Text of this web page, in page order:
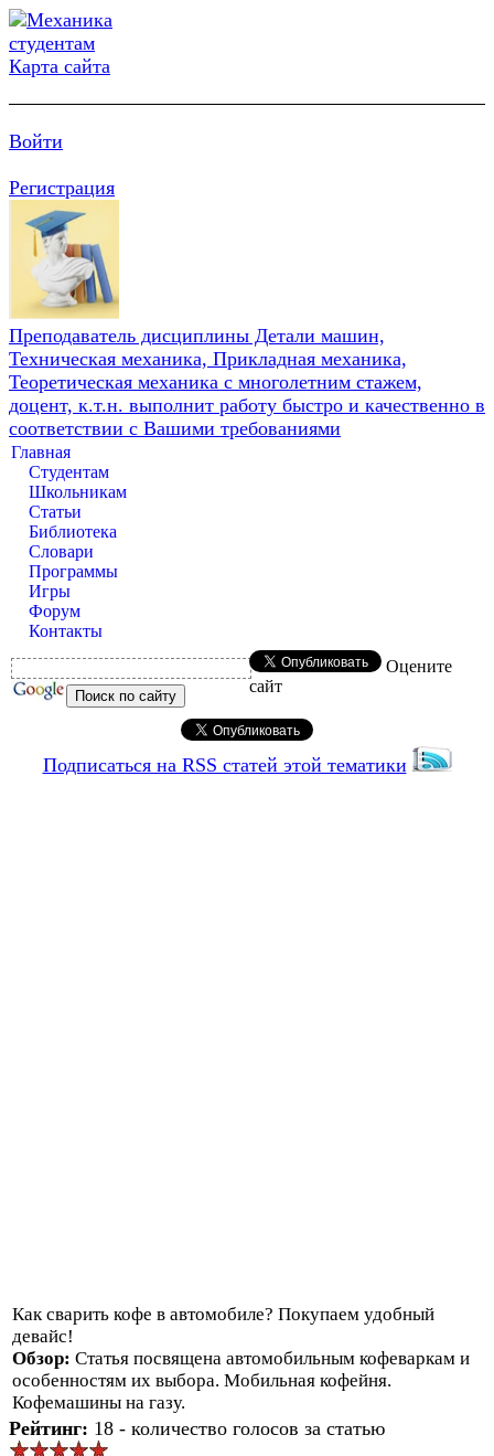
Карта сайта
Войти
Регистрация
Преподаватель дисциплины Детали машин,
Техническая механика, Прикладная механика,
Теоретическая механика с многолетним стажем,
доцент, к.т.н. выполнит работу быстро и качественно в
соответствии с Вашими требованиями
Главная
Студентам
Школьникам
Статьи
Библиотека
Словари
Программы
Игры
Форум
Контакты
Оцените
сайт
Подписаться на RSS статей этой тематики
Как сварить кофе в автомобиле? Покупаем удобный
девайс!
Обзор: Статья посвящена автомобильным кофеваркам и
особенностям их выбора. Мобильная кофейня.
Кофемашины на газу.
Рейтинг: 18 - количество голосов за статью